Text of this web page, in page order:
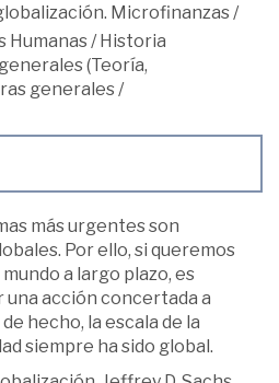
Microfinanzas /
Humanas /Historia
(Teoría,
generales /
más urgentes son
Por ello, si queremos
a largo plazo, es
acción concertada a
hecho, la escala de la
siempre ha sido global.